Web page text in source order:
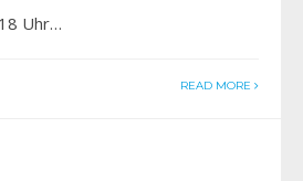
Uhr…
READ MORE